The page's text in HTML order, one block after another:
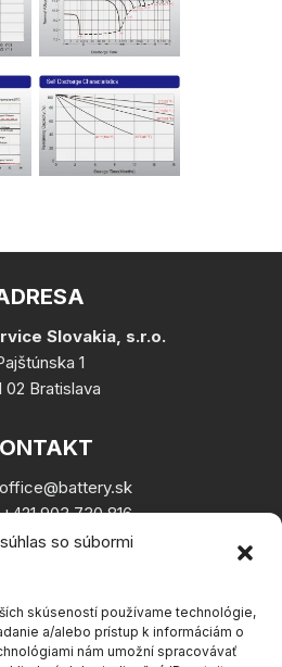
so súbormi
skúseností používame technológie,
a/alebo prístup k informáciám o
nám umožní spracovávať
Slovakia, s.r.o.
1
02 Bratislava
office@battery.sk
+421 903 730 816
ODKAZY